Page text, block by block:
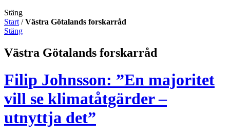
Stäng
Start /Västra Götalands forskarråd
Stäng
Västra Götalands forskarråd
Filip Johnsson: ”En majoritet
vill se klimatåtgärder –
utnyttja det”